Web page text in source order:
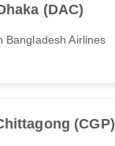
(DAC)
Bangladesh Airlines
(CGP)